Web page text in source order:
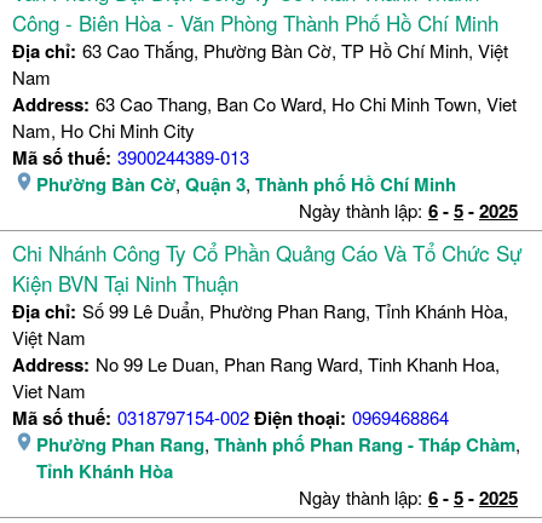
Công - Biên Hòa - Văn Phòng Thành Phố Hồ Chí Minh
Địa chỉ: 63 Cao Thắng, Phường Bàn Cờ, TP Hồ Chí Minh, Việt
Nam
Address: 63 Cao Thang, Ban Co Ward, Ho Chi Minh Town, Viet
Nam, Ho Chi Minh City
Mã số thuế: 3900244389-013
Phường Bàn Cờ, Quận 3, Thành phố Hồ Chí Minh
Ngày thành lập: 6-5-2025
Chi Nhánh Công Ty Cổ Phần Quảng Cáo Và Tổ Chức Sự
Kiện BVN Tại Ninh Thuận
Địa chỉ: Số 99 Lê Duẩn, Phường Phan Rang, Tỉnh Khánh Hòa,
Việt Nam
Address: No 99 Le Duan, Phan Rang Ward, Tinh Khanh Hoa,
Viet Nam
Mã số thuế: 0318797154-002Điện thoại: 0969468864
Phường Phan Rang, Thành phố Phan Rang - Tháp Chàm,
Tỉnh Khánh Hòa
Ngày thành lập: 6-5-2025